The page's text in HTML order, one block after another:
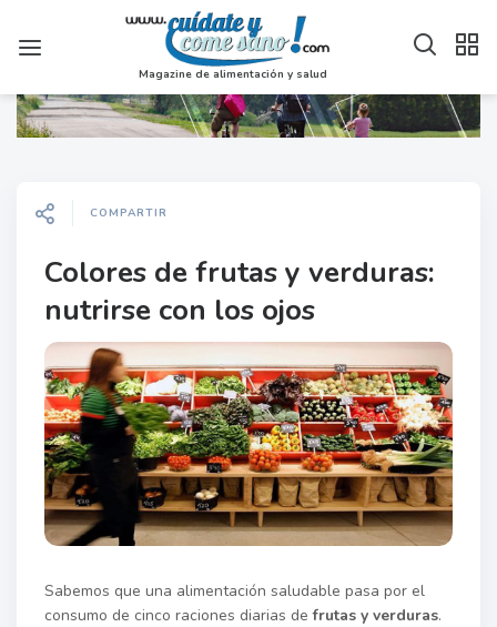
Magazine de alimentación y salud
COMPARTIR
Colores de frutas y verduras:
nutrirse con los ojos
Sabemos que una alimentación saludable pasa por el
consumo de cinco raciones diarias defrutas y verduras.